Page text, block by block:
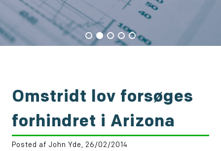
Omstridt lov forsøges
forhindret i Arizona
Posted af John Yde, 26/02/2014